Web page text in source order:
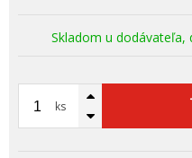
Skladom u dodávateľa,
ks